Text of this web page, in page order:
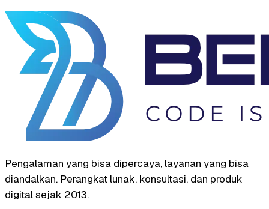
Pengalaman yang bisa dipercaya, layanan yang bisa
diandalkan. Perangkat lunak, konsultasi, dan produk
digital sejak 2013.